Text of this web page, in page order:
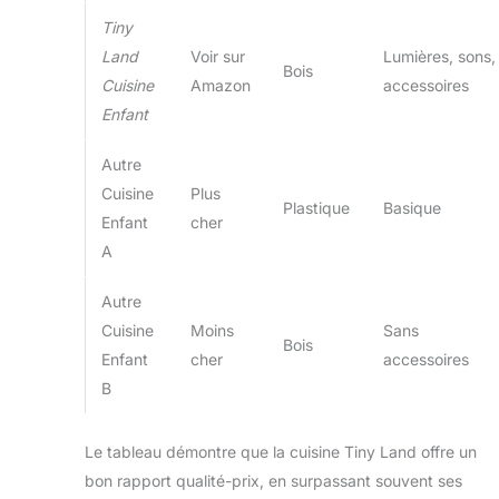
enseigner à vos
enfants la nourriture,
les compétences de
laisser explorer la
conception soignée,
cette cuisine jouet
qualité: Nous avons
strictes pour tout le
Tiny
Land
Cuisine
Enfant
Voir sur
Amazon
Bois
Lumières, sons,
accessoires
Autre
Cuisine
Enfant
A
Plus
cher
Plastique Basique
Autre
Cuisine
Enfant
B
Moins
cher
Bois
Sans
accessoires
Le tableau démontre que la cuisine Tiny Land offre un
bon rapport qualité-prix, en surpassant souvent ses